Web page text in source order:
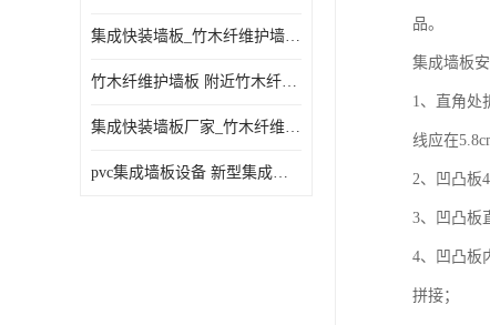
集成快装墙板_竹木纤维护墙板厂家_竹木纤维集成墙板厂家
竹木纤维护墙板 附近竹木纤维集成墙板厂
集成快装墙板厂家_竹木纤维护墙板厂家_竹木纤维集成墙板厂家
pvc集成墙板设备 新型集成墙板 厂家供应
品。
集成墙板
1、直角处
线应在
2、凹凸板
3、凹凸板
4、凹凸板
拼接；